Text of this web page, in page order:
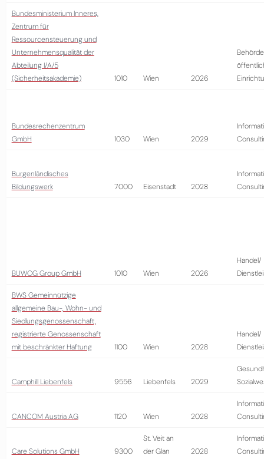
Bundesministerium Inneres,
Zentrum für
Ressourcensteuerung und
Unternehmensqualität der
Abteilung I/A/5
(Sicherheitsakademie)
1010 Wien 2026
Bundesrechenzentrum
GmbH
1030 Wien 2029
Burgenländisches
Bildungswerk
7000 Eisenstadt 2028
BUWOG Group GmbH 1010 Wien 2026
Handel/
BWS Gemeinnützige
allgemeine Bau-, Wohn- und
Siedlungsgenossenschaft,
registrierte Genossenschaft
mit beschränkter Haftung
1100 Wien 2028
Handel/
Camphill Liebenfels 9556 Liebenfels 2029
CANCOM Austria AG 1120 Wien 2028
Care Solutions GmbH 9300
St. Veit an
der Glan
2028